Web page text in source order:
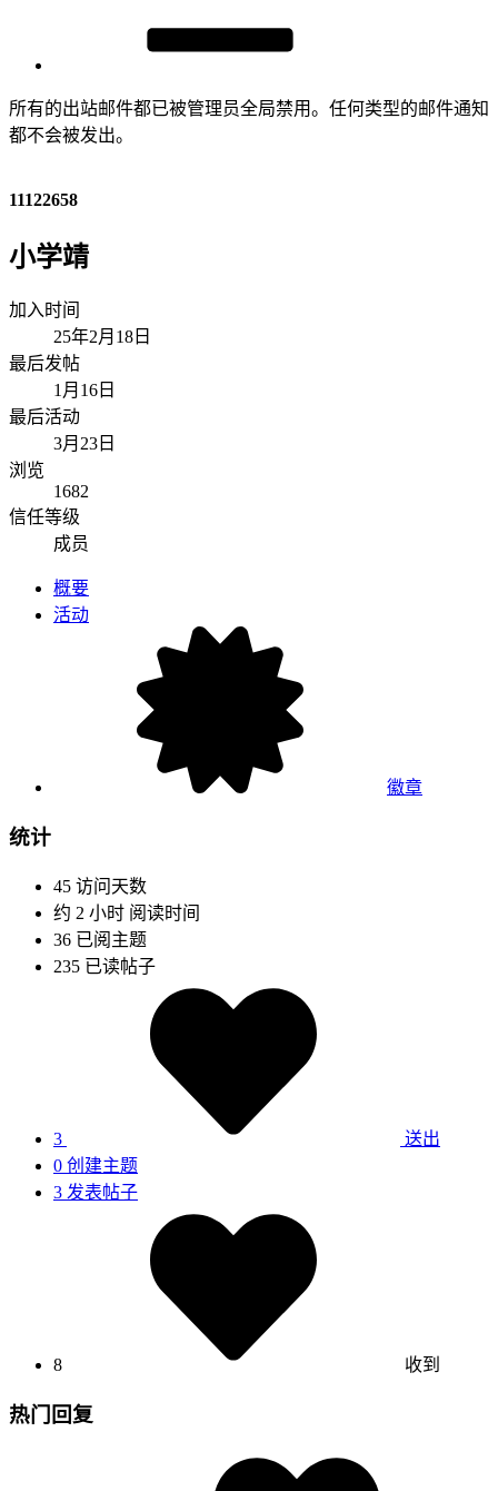
所有的出站邮件都已被管理员全局禁用。任何类型的邮件通知
都不会被发出。
11122658
小学靖
加入时间
25年2月18日
最后发帖
1月16日
最后活动
3月23日
浏览
1682
信任等级
成员
概要
活动
徽章
统计
45 访问天数
约 2 小时 阅读时间
36 已阅主题
235 已读帖子
3
送出
0 创建主题
3 发表帖子
8 收到
热门回复